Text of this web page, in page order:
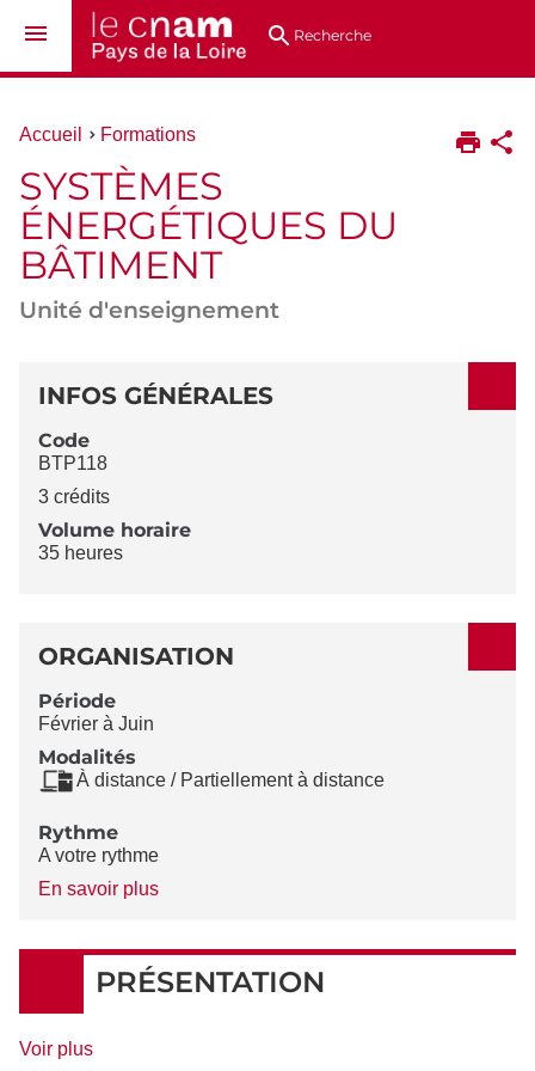
au
directsRecherche
Vous
ici :
Accueil Formations
SYSTÈMES
ÉNERGÉTIQUES DU
BÂTIMENT
Unité d'enseignement
DÉTAILS
INFOS GÉNÉRALES
Code
BTP118
3 crédits
Volume horaire
35 heures
ORGANISATION
Période
Février à Juin
Modalités
À distance / Partiellement à distance
Rythme
A votre rythme
En savoir plusà
Rythme
PRÉSENTATION
Voir plusde